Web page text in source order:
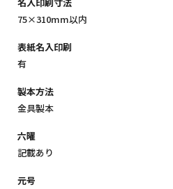
名入印刷寸法
75×310mm以内
表紙名入印刷
有
製本方法
金具製本
六曜
記載あり
元号